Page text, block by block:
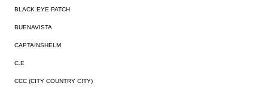
BLACK EYE PATCH
BUENAVISTA
CAPTAINSHELM
C.E
CCC (CITY COUNTRY CITY)